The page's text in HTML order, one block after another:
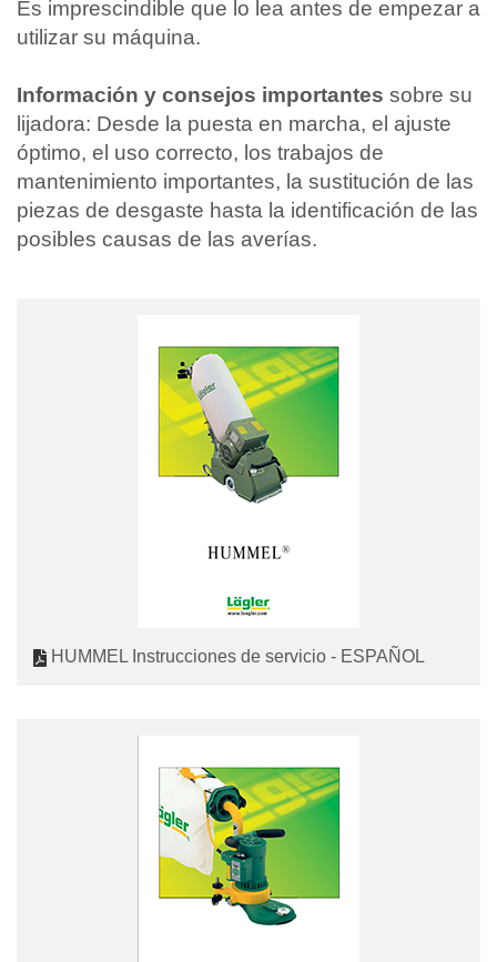
Es imprescindible que lo lea antes de empezar a
utilizar su máquina.
Información y consejos importantes sobre su
lijadora: Desde la puesta en marcha, el ajuste
óptimo, el uso correcto, los trabajos de
mantenimiento importantes, la sustitución de las
piezas de desgaste hasta la identificación de las
posibles causas de las averías.
HUMMEL Instrucciones de servicio - ESPAÑOL